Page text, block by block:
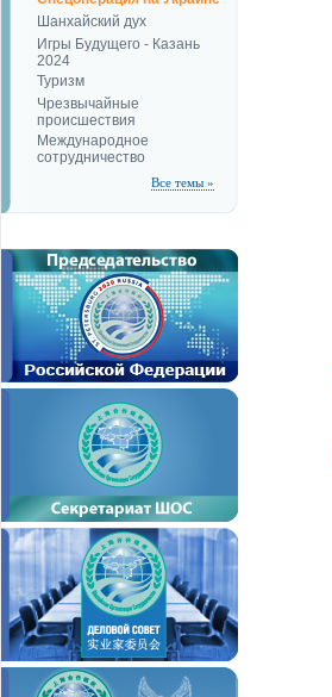
Шанхайский дух
Игры Будущего - Казань
2024
Туризм
Чрезвычайные
происшествия
Международное
сотрудничество
Все темы »